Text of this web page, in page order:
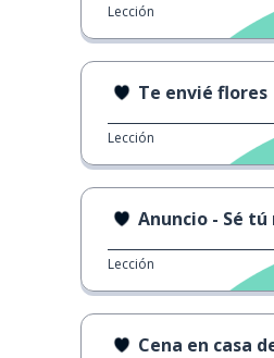
Lección
Te envié flores
Lección
Anuncio - Sé
Lección
Cena en casa